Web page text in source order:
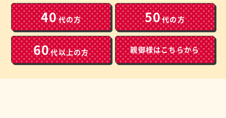
40代の方 50代の方
60代以上の方 親御様はこちらから